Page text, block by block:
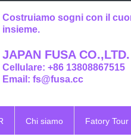
Costruiamo sogni con il
insieme.
JAPAN FUSA CO.,LTD.
Cellulare: +86 13808867515
Email: fs@fusa.cc
Chi siamo Fatory Tour